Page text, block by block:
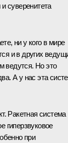
суверенитета
ни у кого в мире
и в других
ведутся. Но это
А у нас эта
Ракетная система
гиперзвуковое
при